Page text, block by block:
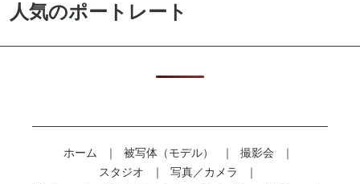
人気のポートレート
ホーム 被写体（モデル）
撮影会
スタジオ
写真／カメラ